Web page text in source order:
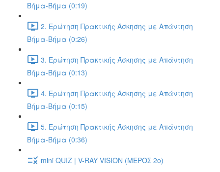
Βήμα-Βήμα (0:19)
2. Ερώτηση Πρακτικής Άσκησης με Απάντηση
Βήμα-Βήμα (0:26)
3. Ερώτηση Πρακτικής Άσκησης με Απάντηση
Βήμα-Βήμα (0:13)
4. Ερώτηση Πρακτικής Άσκησης με Απάντηση
Βήμα-Βήμα (0:15)
5. Ερώτηση Πρακτικής Άσκησης με Απάντηση
Βήμα-Βήμα (0:36)
mini QUIZ | V-RAY VISION (ΜΕΡΟΣ 2ο)